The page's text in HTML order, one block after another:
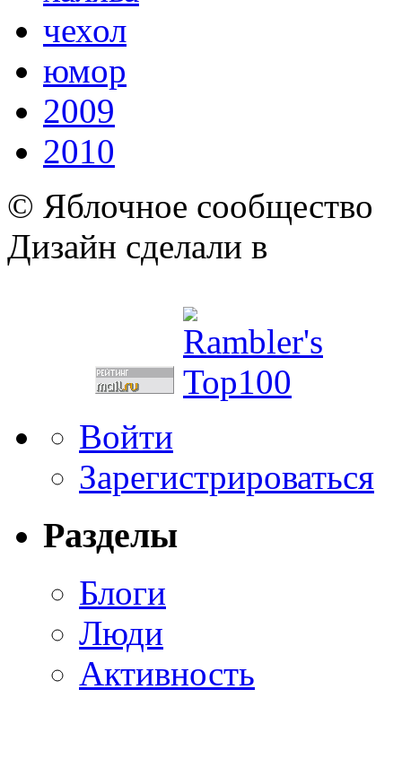
чехол
юмор
2009
2010
© Яблочное сообщество
Дизайн сделали в
Войти
Зарегистрироваться
Разделы
Блоги
Люди
Активность